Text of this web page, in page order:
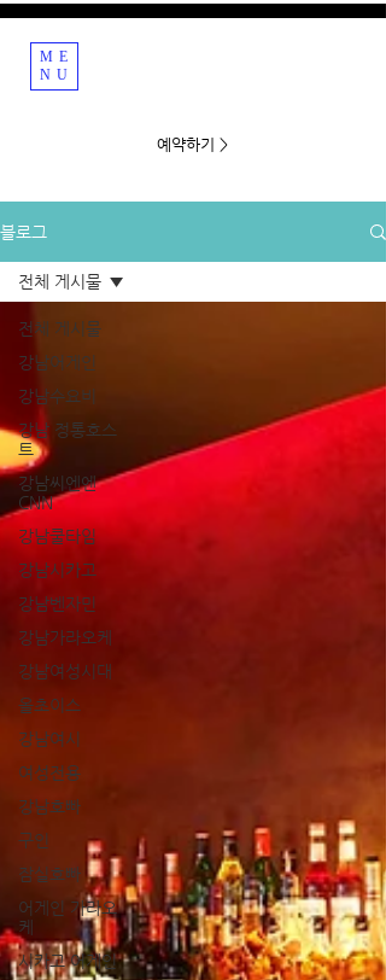
예약하기 >
ME
NU
블로그
전체 게시물
강남어게인
강남수요비
강남 정통호스
트
강남씨엔엔
CNN
강남쿨타임
강남시카고
강남벤자민
강남가라오케
강남여성시대
올초이스
강남여시
여성전용
강남호빠
구인
잠실호빠
어게인 가라오
케
시카고 어게인
전체 게시물